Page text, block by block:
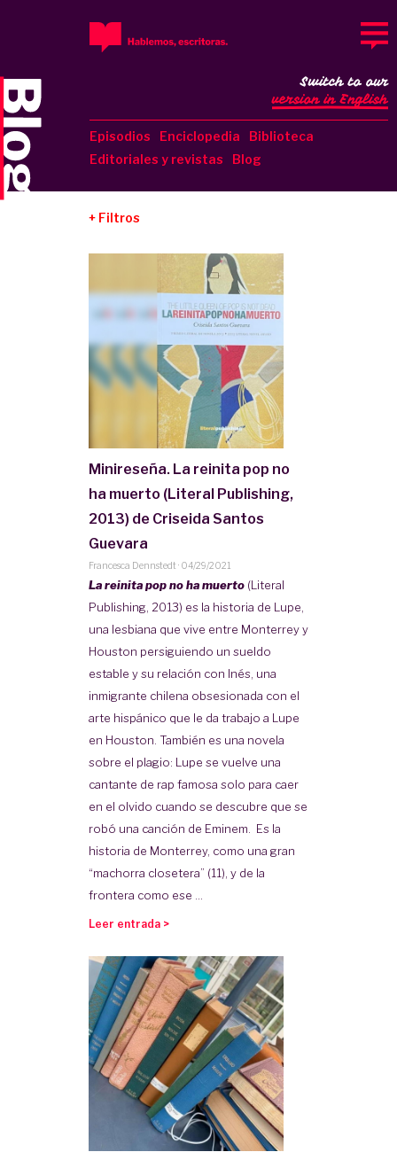
Episodios Enciclopedia
Biblioteca
Editoriales y revistas
Blog
Switch to our
version in English
Filtros
Minireseña. La reinita pop no
ha muerto (Literal Publishing,
2013) de Criseida Santos
Guevara
Francesca Dennstedt · 04/29/2021
La reinita pop no ha muerto (Literal
Publishing, 2013) es la historia de Lupe,
una lesbiana que vive entre Monterrey y
Houston persiguiendo un sueldo
estable y su relación con Inés, una
inmigrante chilena obsesionada con el
arte hispánico que le da trabajo a Lupe
en Houston. También es una novela
sobre el plagio: Lupe se vuelve una
cantante de rap famosa solo para caer
en el olvido cuando se descubre que se
robó una canción de Eminem. Es la
historia de Monterrey, como una gran
“machorra closetera” (11), y de la
frontera como ese ...
Leer entrada >